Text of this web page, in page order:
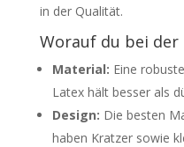
in der Qualität.
Worauf du bei der
Material: Eine
Latex hält besser als
Design: Die besten
haben Kratzer sowie